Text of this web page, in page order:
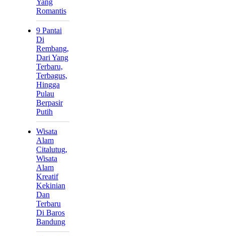
Romantis
9 Pantai
Di
Rembang,
Dari Yang
Terbaru,
Terbagus,
Hingga
Pulau
Berpasir
Putih
Wisata
Alam
Citalutug,
Wisata
Alam
Kreatif
Kekinian
Dan
Terbaru
Di Baros
Bandung